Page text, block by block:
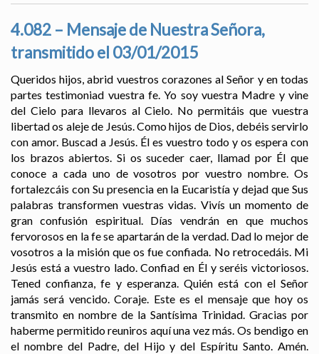
4.082 – Mensaje de Nuestra Señora,
transmitido el 03/01/2015
Queridos hijos, abrid vuestros corazones al Señor y en todas
partes testimoniad vuestra fe. Yo soy vuestra Madre y vine
del Cielo para llevaros al Cielo. No permitáis que vuestra
libertad os aleje de Jesús. Como hijos de Dios, debéis servirlo
con amor. Buscad a Jesús. Él es vuestro todo y os espera con
los brazos abiertos. Si os suceder caer, llamad por Él que
conoce a cada uno de vosotros por vuestro nombre. Os
fortalezcáis con Su presencia en la Eucaristía y dejad que Sus
palabras transformen vuestras vidas. Vivís un momento de
gran confusión espiritual. Días vendrán en que muchos
fervorosos en la fe se apartarán de la verdad. Dad lo mejor de
vosotros a la misión que os fue confiada. No retrocedáis. Mi
Jesús está a vuestro lado. Confiad en Él y seréis victoriosos.
Tened confianza, fe y esperanza. Quién está con el Señor
jamás será vencido. Coraje. Este es el mensaje que hoy os
transmito en nombre de la Santísima Trinidad. Gracias por
haberme permitido reuniros aquí una vez más. Os bendigo en
el nombre del Padre, del Hijo y del Espíritu Santo. Amén.